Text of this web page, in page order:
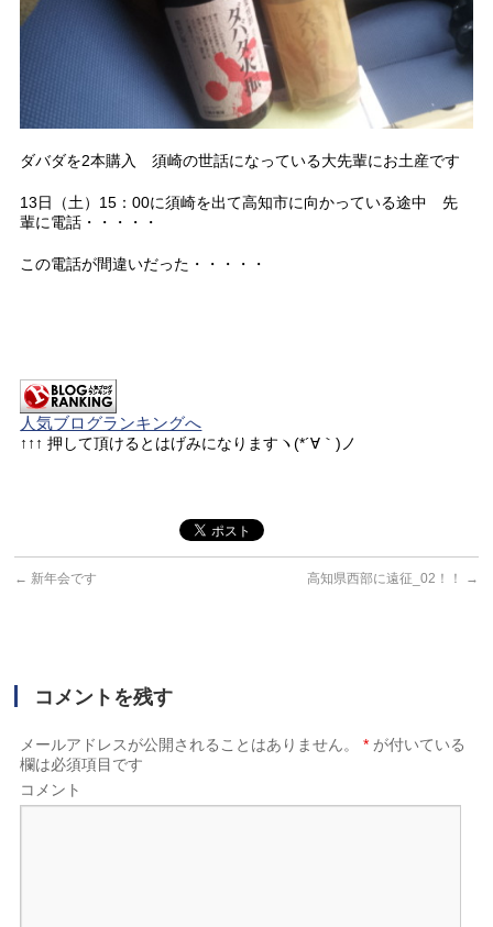
ダバダを2本購入 須崎の世話になっている大先輩にお土産です
13日（土）15：00に須崎を出て高知市に向かっている途中 先
輩に電話・・・・・
この電話が間違いだった・・・・・
人気ブログランキングへ
↑↑↑ 押して頂けるとはげみになりますヽ(*´∀｀)ノ
← 新年会です 高知県西部に遠征_02！！ →
コメントを残す
メールアドレスが公開されることはありません。 * が付いている
欄は必須項目です
コメント